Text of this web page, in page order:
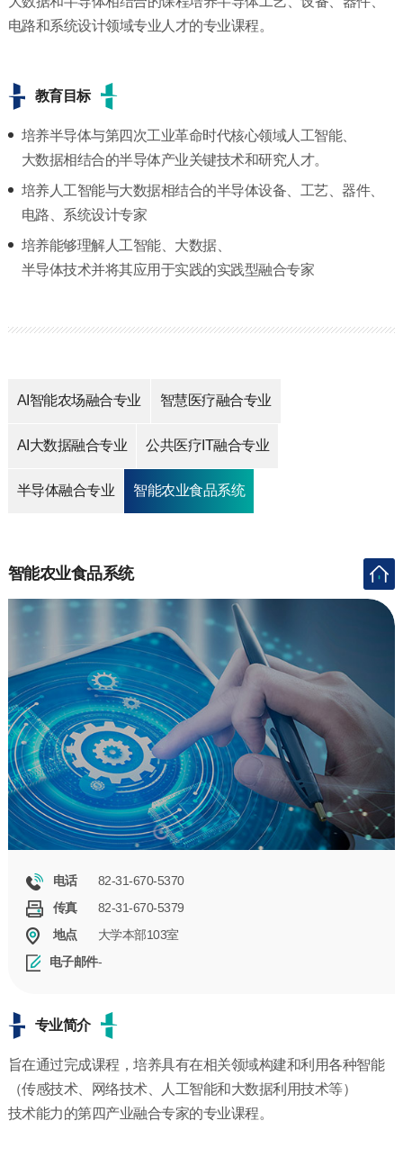
电路和系统设计领域专业人才的专业课程。
教育目标
培养半导体与第四次工业革命时代核心领域人工智能、
大数据相结合的半导体产业关键技术和研究人才。
培养人工智能与大数据相结合的半导体设备、工艺、器件、
电路、系统设计专家
培养能够理解人工智能、大数据、
半导体技术并将其应用于实践的实践型融合专家
AI智能农场融合专业 智慧医疗融合专业
AI大数据融合专业 公共医疗IT融合专业
半导体融合专业 智能农业食品系统
智能农业食品系统
电话
82-31-670-5370
传真
82-31-670-5379
地点
大学本部103室
电子邮件-
专业简介
旨在通过完成课程，培养具有在相关领域构建和利用各种智能
（传感技术、网络技术、人工智能和大数据利用技术等）
技术能力的第四产业融合专家的专业课程。